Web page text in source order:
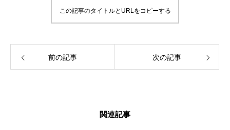
この記事のタイトルとURLをコピーする
前の記事 次の記事
関連記事